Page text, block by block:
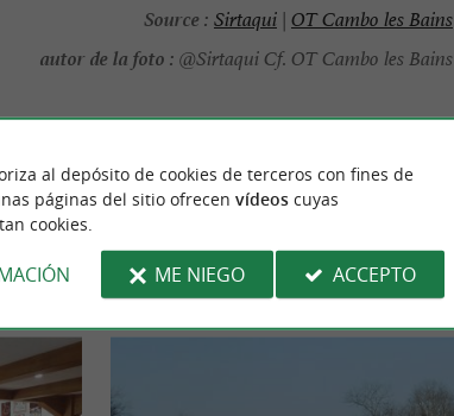
Source : Sirtaqui| OT Cambo les Bains
autor de la foto : @Sirtaqui Cf. OT Cambo les Bains
ALREDEDOR
Salir a comer Degustación
al depósito de cookies de terceros con fines de
páginas del sitio ofrecen vídeoscuyas
cookies.
ME NIEGO ACCEPTO